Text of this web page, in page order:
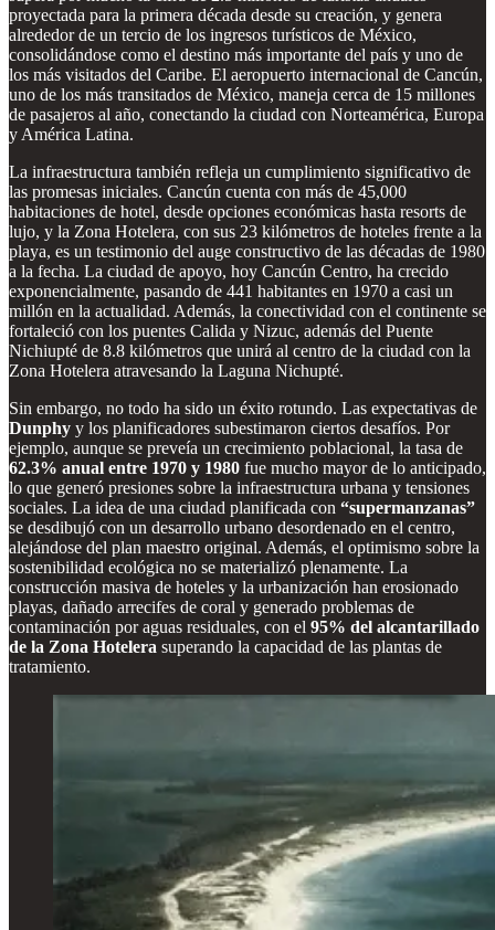
proyectada para la primera década desde su creación, y genera
alrededor de un tercio de los ingresos turísticos de México,
consolidándose como el destino más importante del país y uno de
los más visitados del Caribe. El aeropuerto internacional de Cancún,
uno de los más transitados de México, maneja cerca de 15 millones
de pasajeros al año, conectando la ciudad con Norteamérica, Europa
y América Latina.
La infraestructura también refleja un cumplimiento significativo de
las promesas iniciales. Cancún cuenta con más de 45,000
habitaciones de hotel, desde opciones económicas hasta resorts de
lujo, y la Zona Hotelera, con sus 23 kilómetros de hoteles frente a la
playa, es un testimonio del auge constructivo de las décadas de 1980
a la fecha. La ciudad de apoyo, hoy Cancún Centro, ha crecido
exponencialmente, pasando de 441 habitantes en 1970 a casi un
millón en la actualidad. Además, la conectividad con el continente se
fortaleció con los puentes Calida y Nizuc, además del Puente
Nichiupté de 8.8 kilómetros que unirá al centro de la ciudad con la
Zona Hotelera atravesando la Laguna Nichupté.
Sin embargo, no todo ha sido un éxito rotundo. Las expectativas de
Dunphy y los planificadores subestimaron ciertos desafíos. Por
ejemplo, aunque se preveía un crecimiento poblacional, la tasa de
62.3% anual entre 1970 y 1980 fue mucho mayor de lo anticipado,
lo que generó presiones sobre la infraestructura urbana y tensiones
sociales. La idea de una ciudad planificada con “supermanzanas”
se desdibujó con un desarrollo urbano desordenado en el centro,
alejándose del plan maestro original. Además, el optimismo sobre la
sostenibilidad ecológica no se materializó plenamente. La
construcción masiva de hoteles y la urbanización han erosionado
playas, dañado arrecifes de coral y generado problemas de
contaminación por aguas residuales, con el 95% del alcantarillado
de la Zona Hotelera superando la capacidad de las plantas de
tratamiento.